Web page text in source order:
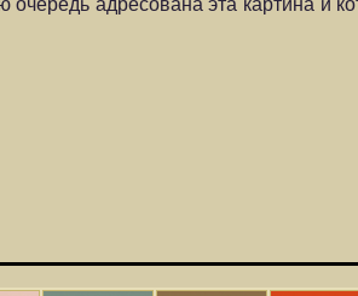
очередь адресована эта картина